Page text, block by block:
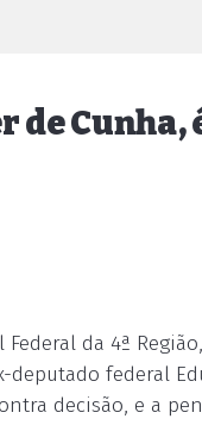
Cunha,
da 4ª
deputado federal
decisão, e a